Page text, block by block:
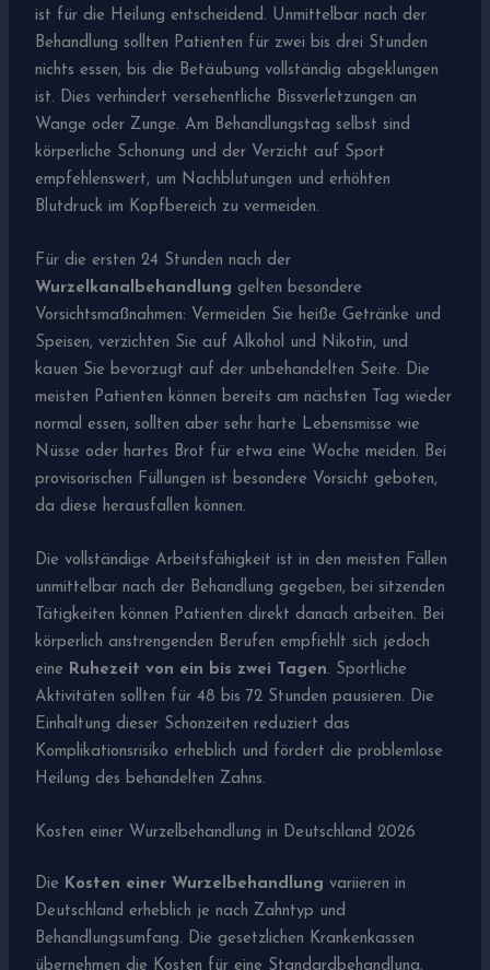
ist für die Heilung entscheidend. Unmittelbar nach der
Behandlung sollten Patienten für zwei bis drei Stunden
nichts essen, bis die Betäubung vollständig abgeklungen
ist. Dies verhindert versehentliche Bissverletzungen an
Wange oder Zunge. Am Behandlungstag selbst sind
körperliche Schonung und der Verzicht auf Sport
empfehlenswert, um Nachblutungen und erhöhten
Blutdruck im Kopfbereich zu vermeiden.
Für die ersten 24 Stunden nach der
Wurzelkanalbehandlung gelten besondere
Vorsichtsmaßnahmen: Vermeiden Sie heiße Getränke und
Speisen, verzichten Sie auf Alkohol und Nikotin, und
kauen Sie bevorzugt auf der unbehandelten Seite. Die
meisten Patienten können bereits am nächsten Tag wieder
normal essen, sollten aber sehr harte Lebensmisse wie
Nüsse oder hartes Brot für etwa eine Woche meiden. Bei
provisorischen Füllungen ist besondere Vorsicht geboten,
da diese herausfallen können.
Die vollständige Arbeitsfähigkeit ist in den meisten Fällen
unmittelbar nach der Behandlung gegeben, bei sitzenden
Tätigkeiten können Patienten direkt danach arbeiten. Bei
körperlich anstrengenden Berufen empfiehlt sich jedoch
eine Ruhezeit von ein bis zwei Tagen. Sportliche
Aktivitäten sollten für 48 bis 72 Stunden pausieren. Die
Einhaltung dieser Schonzeiten reduziert das
Komplikationsrisiko erheblich und fördert die problemlose
Heilung des behandelten Zahns.
Kosten einer Wurzelbehandlung in Deutschland 2026
Die Kosten einer Wurzelbehandlung variieren in
Deutschland erheblich je nach Zahntyp und
Behandlungsumfang. Die gesetzlichen Krankenkassen
übernehmen die Kosten für eine Standardbehandlung,